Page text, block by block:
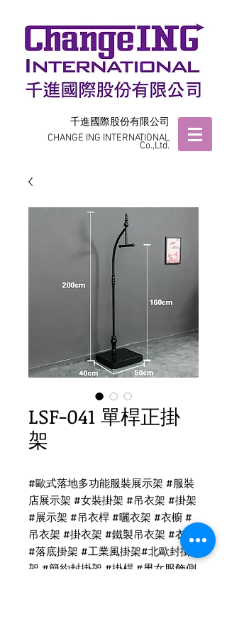
千進國際股份有限公司
CHANGE ING INTERNATIONAL
Co.,Ltd.
LSF-041 單桿正掛
架
#歐式落地多功能服裝展示架 #服裝
店展示架 #女裝掛架 #吊衣架 #掛架
#展示架 #吊衣桿 #曬衣架 #衣櫥 #
吊衣架 #掛衣架 #鐵製吊衣架 #衣架
#落底掛架 #工業風掛架#北歐封掛
架 #簡約封掛架 #掛桿 #男女服飾側